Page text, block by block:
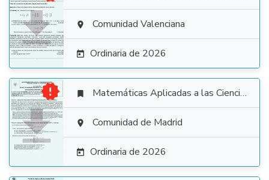
  Comunidad Valenciana
 Ordinaria de 2026

  Matemáticas Aplicadas a las Ciencias Sociales
 Comunidad de Madrid
 Ordinaria de 2026